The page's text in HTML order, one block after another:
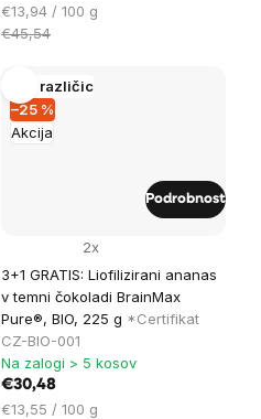
Cena
na
€13,94 / 100 g
€45,54
Akcija
–25 %
Več različic
3+1 GRATIS: Liofilizirani ananas
v temni čokoladi BrainMax
Pure®, BIO, 225 g *Certifikat
CZ-BIO-001
2x
Na zalogi > 5 kosov
€30,48
Cena
€13,55 / 100 g
Podrobnost